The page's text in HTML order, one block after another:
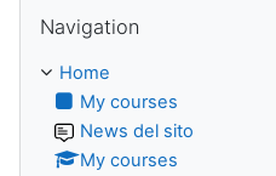
Navigation
Home
My courses
News del sito
My courses